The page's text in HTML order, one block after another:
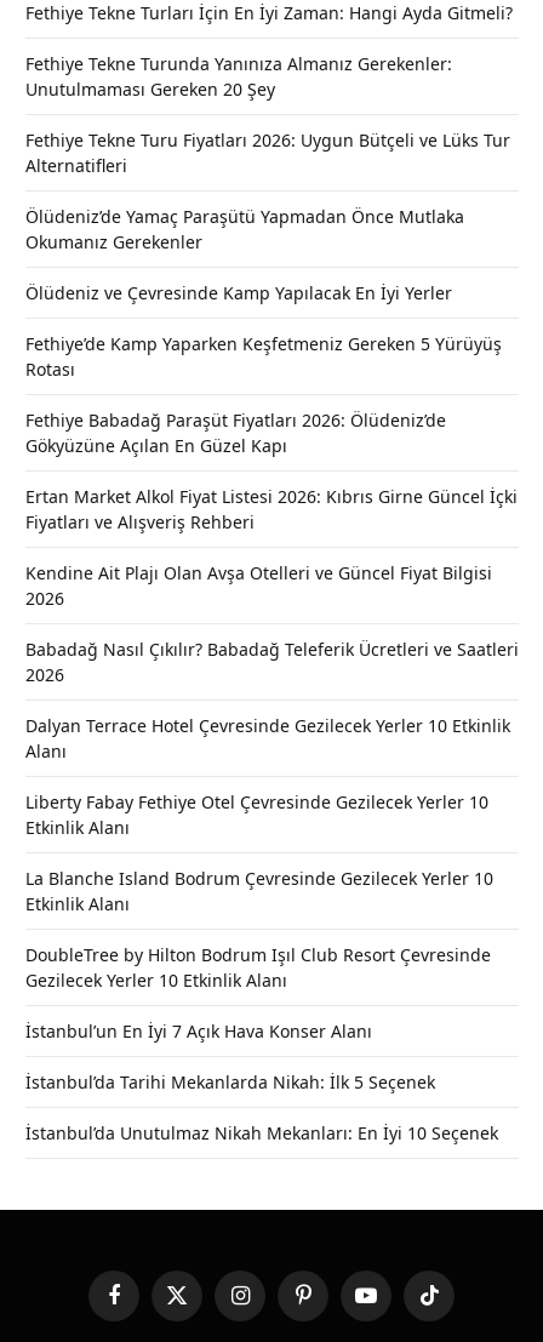
Fethiye Tekne Turları İçin En İyi Zaman: Hangi Ayda Gitmeli?
Fethiye Tekne Turunda Yanınıza Almanız Gerekenler:
Unutulmaması Gereken 20 Şey
Fethiye Tekne Turu Fiyatları 2026: Uygun Bütçeli ve Lüks Tur
Alternatifleri
Ölüdeniz’de Yamaç Paraşütü Yapmadan Önce Mutlaka
Okumanız Gerekenler
Ölüdeniz ve Çevresinde Kamp Yapılacak En İyi Yerler
Fethiye’de Kamp Yaparken Keşfetmeniz Gereken 5 Yürüyüş
Rotası
Fethiye Babadağ Paraşüt Fiyatları 2026: Ölüdeniz’de
Gökyüzüne Açılan En Güzel Kapı
Ertan Market Alkol Fiyat Listesi 2026: Kıbrıs Girne Güncel İçki
Fiyatları ve Alışveriş Rehberi
Kendine Ait Plajı Olan Avşa Otelleri ve Güncel Fiyat Bilgisi
2026
Babadağ Nasıl Çıkılır? Babadağ Teleferik Ücretleri ve Saatleri
2026
Dalyan Terrace Hotel Çevresinde Gezilecek Yerler 10 Etkinlik
Alanı
Liberty Fabay Fethiye Otel Çevresinde Gezilecek Yerler 10
Etkinlik Alanı
La Blanche Island Bodrum Çevresinde Gezilecek Yerler 10
Etkinlik Alanı
DoubleTree by Hilton Bodrum Işıl Club Resort Çevresinde
Gezilecek Yerler 10 Etkinlik Alanı
İstanbul’un En İyi 7 Açık Hava Konser Alanı
İstanbul’da Tarihi Mekanlarda Nikah: İlk 5 Seçenek
İstanbul’da Unutulmaz Nikah Mekanları: En İyi 10 Seçenek
FacebookX
(Twitter)
InstagramPinterestYouTubeTikTok